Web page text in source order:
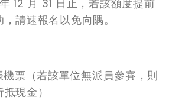
12 月 31 日止，若該額度提前
請速報名以免向隅。
票（若該單位無派員參賽，則
現金）